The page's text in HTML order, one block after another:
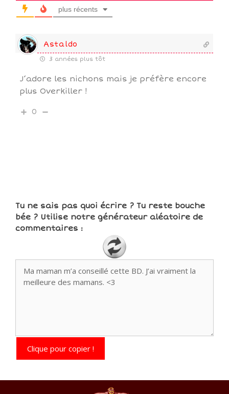
plus récents
Astaldo
3 années plus tôt
J’adore les nichons mais je préfère encore
plus Overkiller !
0
Tu ne sais pas quoi écrire ? Tu reste bouche
bée ? Utilise notre générateur aléatoire de
commentaires :
Clique pour copier !